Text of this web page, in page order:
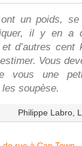
un poids,
il y en a
d’autres cent
Vous
vous une
soupèse.
Philippe Labro,